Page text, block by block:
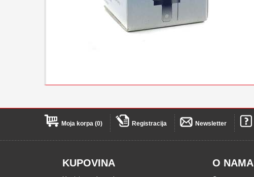
Moja korpa (0) Registracija Newsletter
KUPOVINA O NAMA